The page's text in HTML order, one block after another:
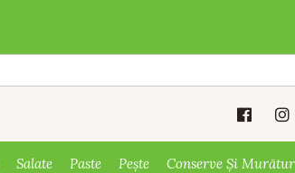
Salate Paste Pește Conserve Și